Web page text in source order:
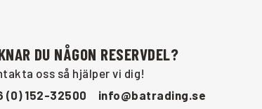
DU NÅGON RESERVDEL?
oss så hjälper vi dig!
(0) 152-32500
info@batrading.se